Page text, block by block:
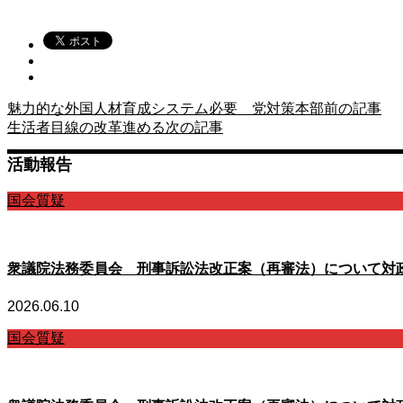
魅力的な外国人材育成システム必要 党対策本部前の記事
生活者目線の改革進める次の記事
活動報告
国会質疑
衆議院法務委員会 刑事訴訟法改正案（再審法）について対
2026.06.10
国会質疑